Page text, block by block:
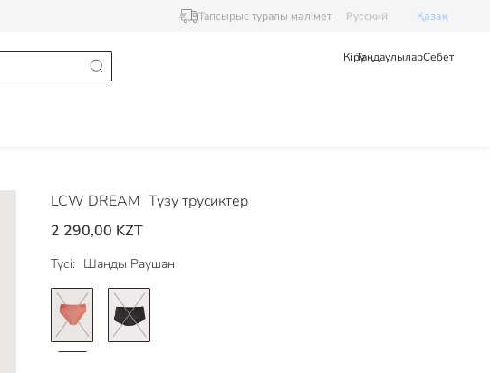
Тапсырыс туралы мәлімет Pусский Қазақ
КіруТаңдаулыларСебет
LCW DREAM Түзу трусиктер
2 290,00 KZT
Түсі: Шаңды Раушан